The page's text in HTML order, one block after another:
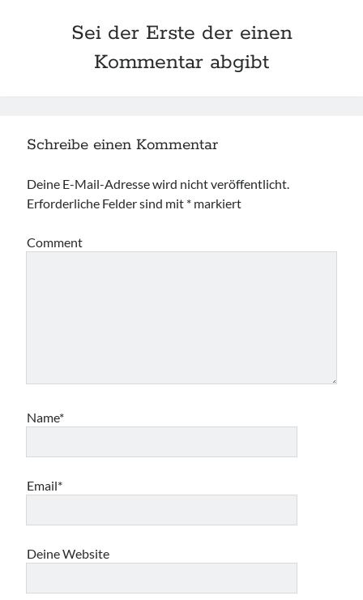
Sei der Erste der einen
Kommentar abgibt
Schreibe einen Kommentar
Deine E-Mail-Adresse wird nicht veröffentlicht.
Erforderliche Felder sind mit * markiert
Comment
Name*
Email*
Deine Website